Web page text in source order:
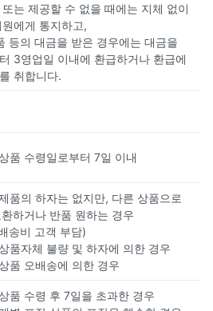
는 제공할 수 없을 때에는 지체 없이
에게 통지하고,
등의 대금을 받은 경우에는 대금을
3영업일 이내에 환급하거나 환급에
취합니다.
품 수령일로부터 7일 이내
품의 하자는 없지만, 다른 상품으로
환하거나 반품 원하는 경우
송비 고객 부담)
품자체 불량 및 하자에 의한 경우
품 오배송에 의한 경우
품 수령 후 7일을 초과한 경우